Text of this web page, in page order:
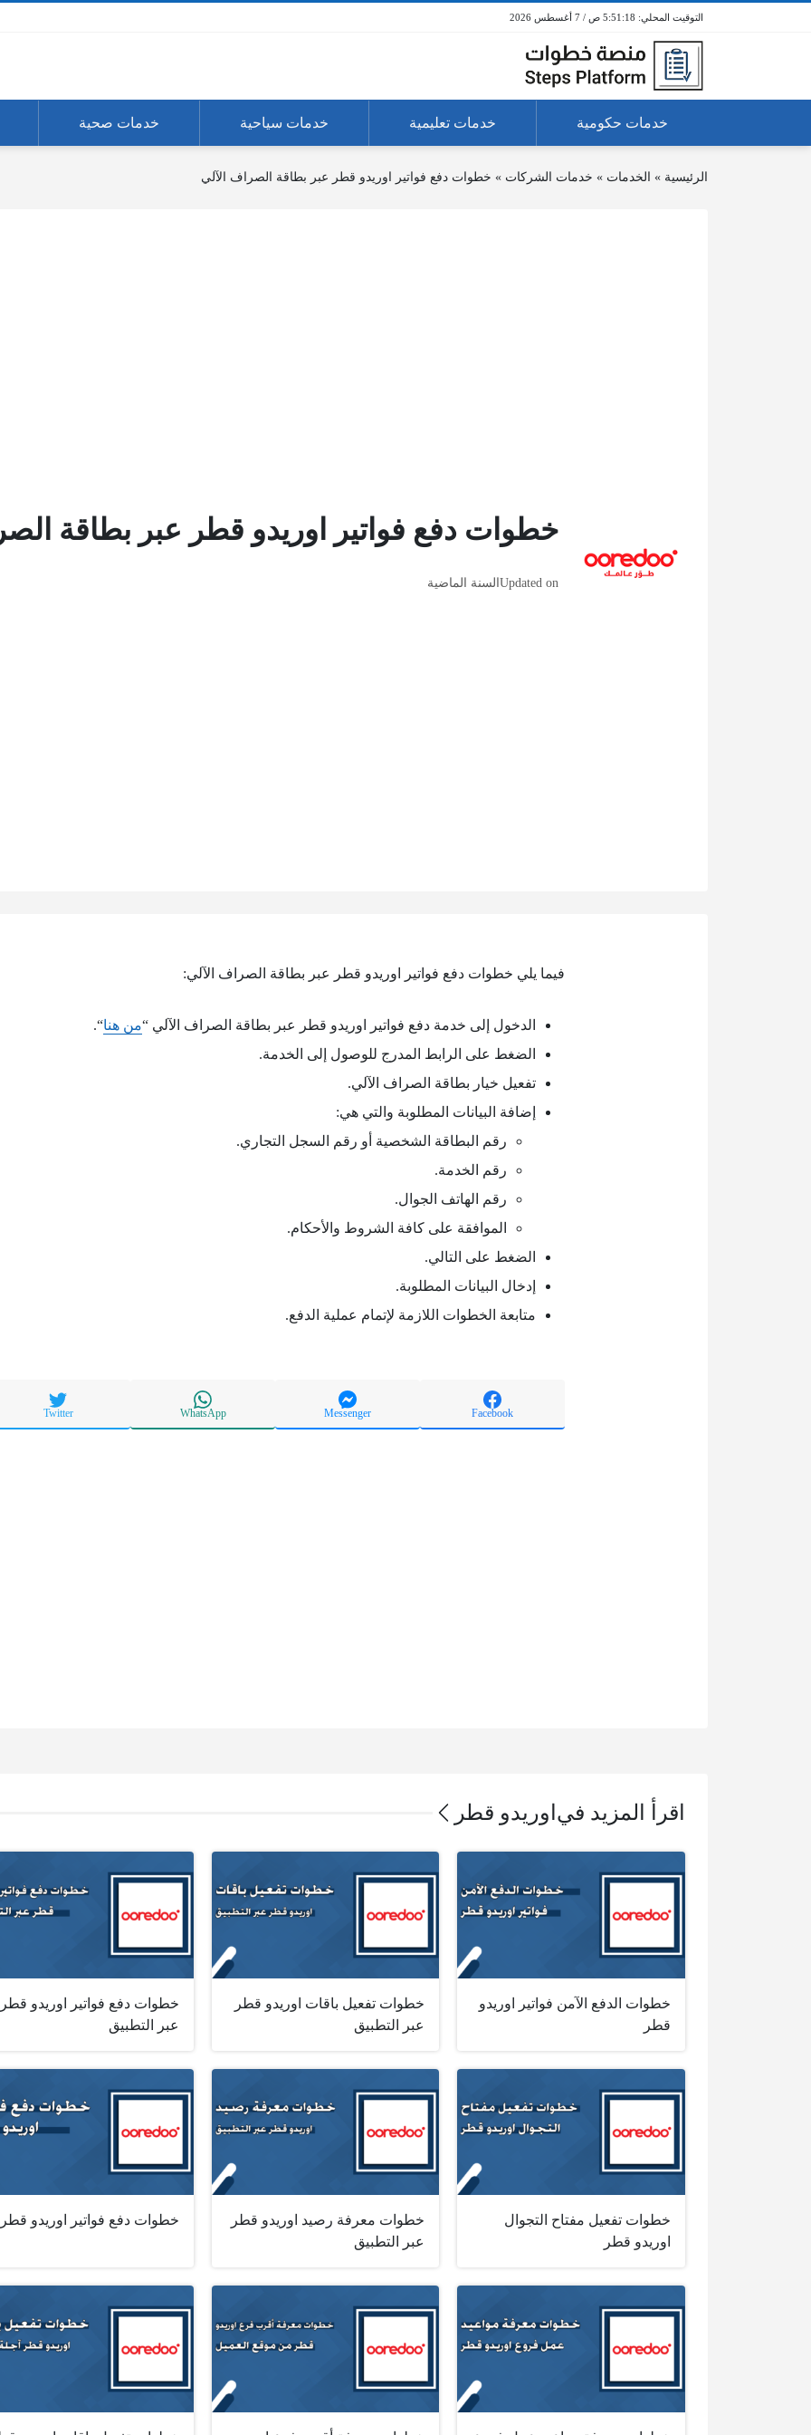
5:51:18 ص / 7 أغسطس 2026
خدمات حكومية خدمات تعليمية خدمات سياحية خدمات صحية
الرئيسية » الخدمات » خدمات الشركات » خطوات دفع فواتير اوريدو قطر عبر بطاقة الصراف الآلي
خطوات دفع فواتير اوريدو قطر عبر بطاقة
Updated onالسنة الماضية
فيما يلي خطوات دفع فواتير اوريدو قطر عبر بطاقة الصراف الآلي:
الدخول إلى خدمة دفع فواتير اوريدو قطر عبر بطاقة الصراف الآلي “من هنا“.
الضغط على الرابط المدرج للوصول إلى الخدمة.
تفعيل خيار بطاقة الصراف الآلي.
إضافة البيانات المطلوبة والتي هي:
رقم البطاقة الشخصية أو رقم السجل التجاري.
رقم الخدمة.
رقم الهاتف الجوال.
الموافقة على كافة الشروط والأحكام.
الضغط على التالي.
إدخال البيانات المطلوبة.
متابعة الخطوات اللازمة لإتمام عملية الدفع.
Facebook
Messenger
WhatsApp
Twitter
اقرأ المزيد في اوريدو قطر
خطوات الدفع الآمن فواتير اوريدو
قطر
خطوات تفعيل باقات اوريدو قطر
عبر التطبيق
خطوات دفع فواتير اوريدو قطر
عبر التطبيق
خطوات تفعيل مفتاح التجوال
اوريدو قطر
خطوات معرفة رصيد اوريدو قطر
عبر التطبيق
خطوات دفع فواتير اوريدو قطر